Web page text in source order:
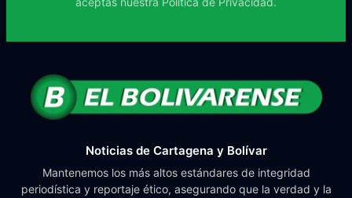
Noticias de Cartagena y Bolívar
Mantenemos los más altos estándares de integridad
periodística y reportaje ético, asegurando que la verdad y la